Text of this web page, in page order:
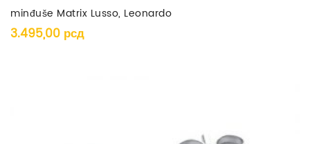
minđuše Matrix Lusso, Leonardo
3.495,00 рсд